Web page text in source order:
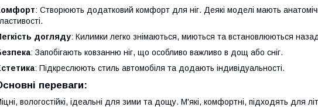
: Створюють додатковий комфорт для ніг. Деякі моделі мають
догляду: Килимки легко знімаються, миються та встановлюються
: Запобігають ковзанню ніг, що особливо важливо в дощ або сніг.
: Підкреслюють стиль автомобіля та додають індивідуальності.
переваги:
вологостійкі, ідеальні для зими та дощу. М'які, комфортні, підходять для